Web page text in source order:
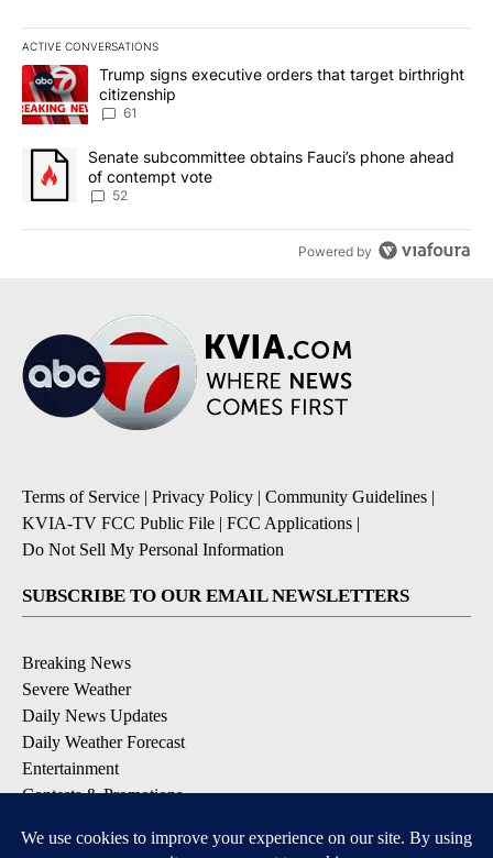
ACTIVE CONVERSATIONS
The following is a list of the most commented articles in the last
A trending article titled "Trump signs executive orders that
Trump signs executive orders that target birthright
citizenship
61
A trending article titled "Senate subcommittee obtains Fauci’s
Senate subcommittee obtains Fauci’s phone ahead
of contempt vote
52
Powered by
Terms of Service | Privacy Policy | Community Guidelines |
KVIA-TV FCC Public File | FCC Applications |
Do Not Sell My Personal Information
SUBSCRIBE TO OUR EMAIL NEWSLETTERS
Breaking News
Severe Weather
Daily News Updates
Daily Weather Forecast
Entertainment
Contests & Promotions
DOWNLOAD OUR APPS